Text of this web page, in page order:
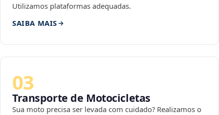
Utilizamos plataformas adequadas.
SAIBA MAIS
03
Transporte de Motocicletas
Sua moto precisa ser levada com cuidado? Realizamos o